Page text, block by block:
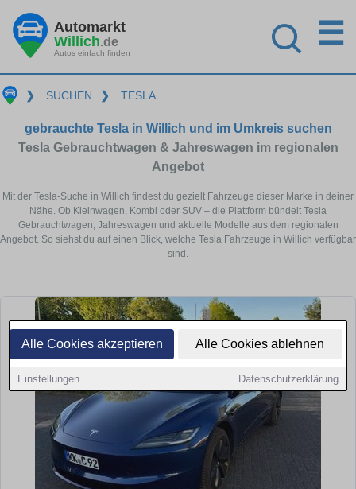
Alle Cookies akzeptieren Alle Cookies ablehnen
Einstellungen Datenschutzerklärung
Automarkt
Willich.de
Autos einfach finden
☰
❯ SUCHEN ❯ TESLA
gebrauchte Tesla in Willich und im Umkreis suchen
Tesla Gebrauchtwagen & Jahreswagen im regionalen
Angebot
Mit der Tesla-Suche in Willich findest du gezielt Fahrzeuge dieser Marke in deiner
Nähe. Ob Kleinwagen, Kombi oder SUV – die Plattform bündelt Tesla
Gebrauchtwagen, Jahreswagen und aktuelle Modelle aus dem regionalen
Angebot. So siehst du auf einen Blick, welche Tesla Fahrzeuge in Willich verfügbar
sind.